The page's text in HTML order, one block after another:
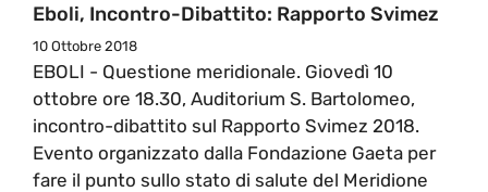
Eboli, Incontro-Dibattito: Rapporto Svimez
10 Ottobre 2018
EBOLI - Questione meridionale. Giovedì 10
ottobre ore 18.30, Auditorium S. Bartolomeo,
incontro-dibattito sul Rapporto Svimez 2018.
Evento organizzato dalla Fondazione Gaeta per
fare il punto sullo stato di salute del Meridione